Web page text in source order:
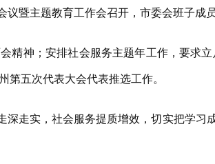
主题教育工作会召开，市委会班子成员
神；安排社会服务主题年工作，要求立
第五次代表大会代表推选工作。
实，社会服务提质增效，切实把学习